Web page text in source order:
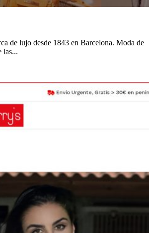
de lujo desde 1843 en Barcelona. Moda de
las...